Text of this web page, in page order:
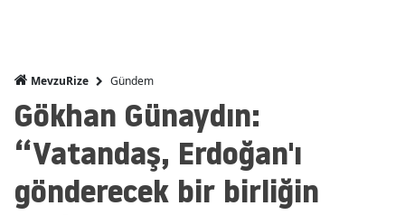
MevzuRize Gündem
Gökhan Günaydın:
“Vatandaş, Erdoğan'ı
gönderecek bir birliğin